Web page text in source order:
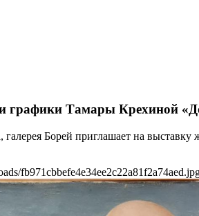
графики Тамары Крехиной
галерея Борей приглашает на